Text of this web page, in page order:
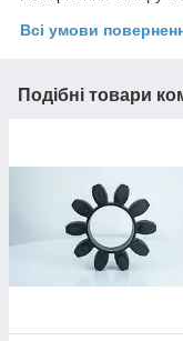
Всі умови
Подібні товари